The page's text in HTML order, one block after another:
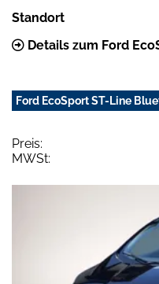
Standort
Details zum Ford
Ford EcoSport ST-Line
Preis:
MWSt: